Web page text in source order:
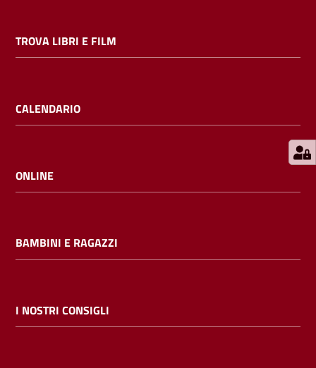
E
l
i
cataloghi
bibliotecario
TROVA LIBRI E FILM
CALENDARIO
ONLINE
BAMBINI E RAGAZZI
I NOSTRI CONSIGLI